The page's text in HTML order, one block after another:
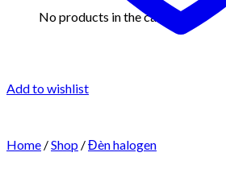
No products in the cart.
Add to wishlist
Home /Shop /Đèn halogen